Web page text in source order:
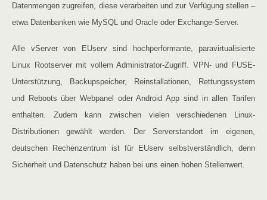
Datenmengen zugreifen, diese verarbeiten und zur Verfügung stellen –
etwa Datenbanken wie MySQL und Oracle oder Exchange-Server.
Alle vServer von EUserv sind hochperformante, paravirtualisierte
Linux Rootserver mit vollem Administrator-Zugriff. VPN- und FUSE-
Unterstützung, Backupspeicher, Reinstallationen, Rettungssystem
und Reboots über Webpanel oder Android App sind in allen Tarifen
enthalten. Zudem kann zwischen vielen verschiedenen Linux-
Distributionen gewählt werden. Der Serverstandort im eigenen,
deutschen Rechenzentrum ist für EUserv selbstverständlich, denn
Sicherheit und Datenschutz haben bei uns einen hohen Stellenwert.